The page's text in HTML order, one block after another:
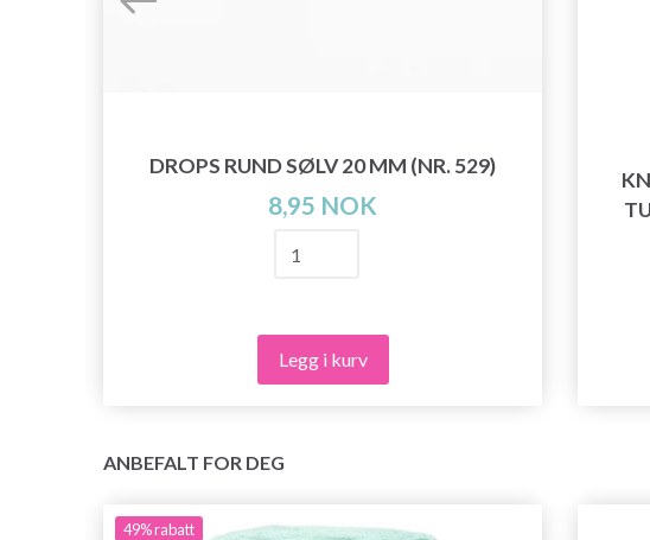
DROPS RUND SØLV 20 MM (NR. 529)
8,95 NOK
Legg i kurv
ANBEFALT FOR DEG
49%rabatt